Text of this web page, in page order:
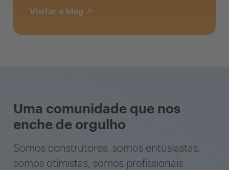
Visitar o blog
Uma comunidade que nos
enche de orgulho
Somos construtores, somos entusiastas,
somos otimistas, somos profissionais.